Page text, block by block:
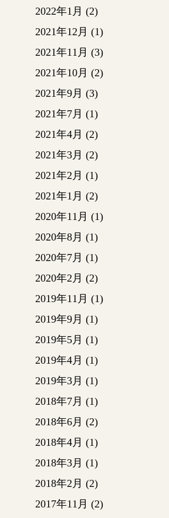
2022年1月 (2)
2021年12月 (1)
2021年11月 (3)
2021年10月 (2)
2021年9月 (3)
2021年7月 (1)
2021年4月 (2)
2021年3月 (2)
2021年2月 (1)
2021年1月 (2)
2020年11月 (1)
2020年8月 (1)
2020年7月 (1)
2020年2月 (2)
2019年11月 (1)
2019年9月 (1)
2019年5月 (1)
2019年4月 (1)
2019年3月 (1)
2018年7月 (1)
2018年6月 (2)
2018年4月 (1)
2018年3月 (1)
2018年2月 (2)
2017年11月 (2)